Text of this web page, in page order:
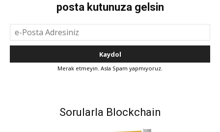
posta kutunuza gelsin
Merak etmeyin. Asla Spam yapmıyoruz.
Sorularla Blockchain